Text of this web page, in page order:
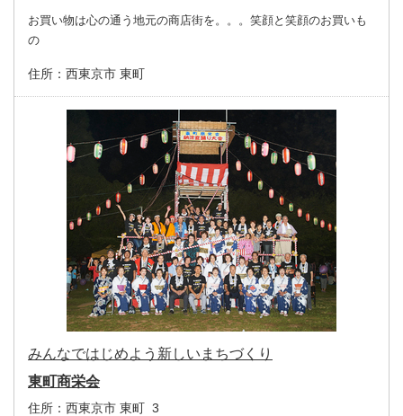
お買い物は心の通う地元の商店街を。。。笑顔と笑顔のお買いも
の
住所： 西東京市 東町
みんなではじめよう新しいまちづくり
東町商栄会
住所： 西東京市 東町 3